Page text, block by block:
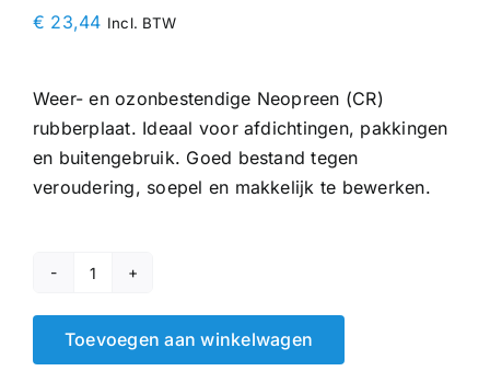
€ 23,44 Incl. BTW
Weer- en ozonbestendige Neopreen (CR)
rubberplaat. Ideaal voor afdichtingen, pakkingen
en buitengebruik. Goed bestand tegen
veroudering, soepel en makkelijk te bewerken.
Neopreen
plaatrubber
(CR)
Toevoegen aan winkelwagen